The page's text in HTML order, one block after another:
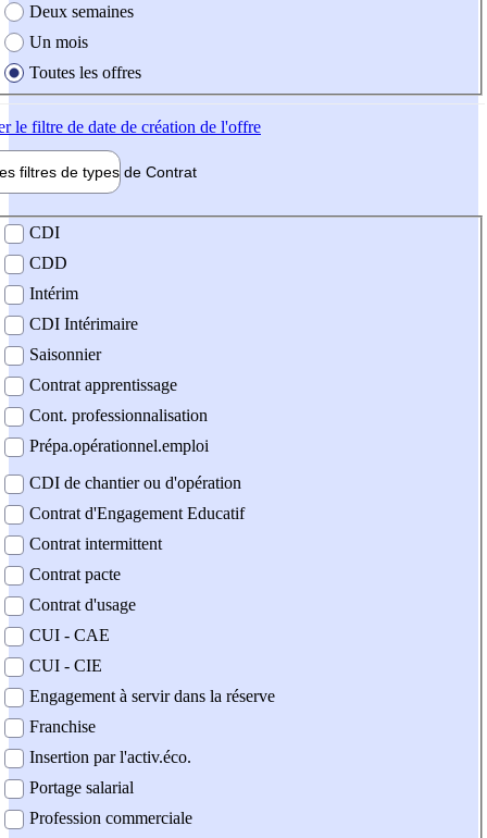
Deux semaines
Un mois
Toutes les offres
le filtre de date de création de l'offre
filtres de types de Contrat
contrat
CDI
CDD
Intérim
CDI Intérimaire
Saisonnier
Contrat apprentissage
Cont. professionnalisation
Prépa.opérationnel.emploi
CDI de chantier ou d'opération
Contrat d'Engagement Educatif
Contrat intermittent
Contrat pacte
Contrat d'usage
CUI - CAE
CUI - CIE
Engagement à servir dans la réserve
Franchise
Insertion par l'activ.éco.
Portage salarial
Profession commerciale